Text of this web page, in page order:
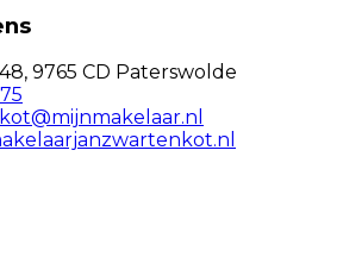
9765 CD Paterswolde